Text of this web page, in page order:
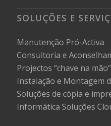
SOLUÇÕES E
Manutenção Pró-Activa
Consultoria e
Projectos “chave na mão”
Instalação e Montagem
Soluções de cópia e
Informática Soluções